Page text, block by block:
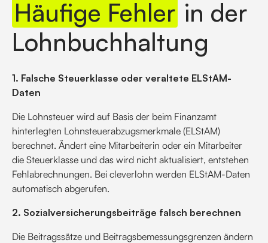
Häufige Fehler in der
Lohnbuchhaltung
1. Falsche Steuerklasse oder veraltete ELStAM-
Daten
Die Lohnsteuer wird auf Basis der beim Finanzamt
hinterlegten Lohnsteuerabzugsmerkmale (ELStAM)
berechnet. Ändert eine Mitarbeiterin oder ein Mitarbeiter
die Steuerklasse und das wird nicht aktualisiert, entstehen
Fehlabrechnungen. Bei cleverlohn werden ELStAM-Daten
automatisch abgerufen.
2. Sozialversicherungsbeiträge falsch berechnen
Die Beitragssätze und Beitragsbemessungsgrenzen ändern